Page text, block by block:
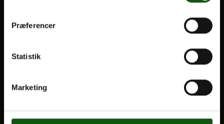
Præferencer
Statistik
Marketing
Alle fag og valgfag